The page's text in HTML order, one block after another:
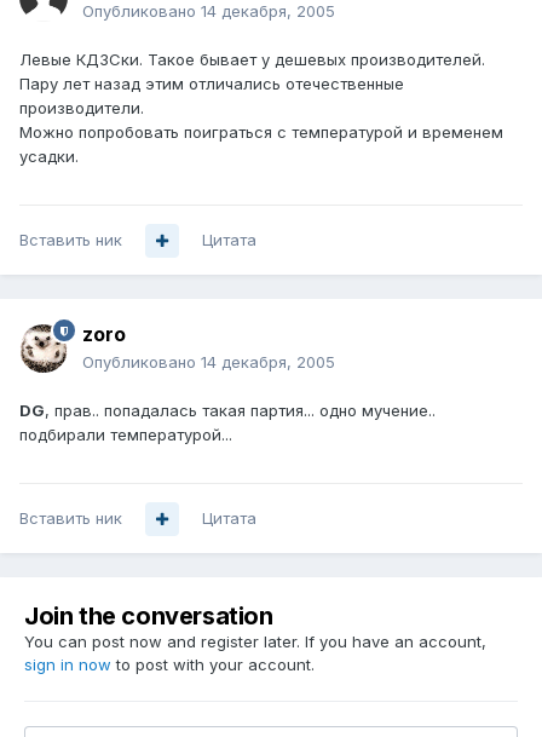
Опубликовано 14 декабря, 2005
Левые КДЗСки. Такое бывает у дешевых производителей.
Пару лет назад этим отличались отечественные
производители.
Можно попробовать поиграться с температурой и временем
усадки.
Вставить ник Цитата
zoro
Опубликовано 14 декабря, 2005
DG, прав.. попадалась такая партия... одно мучение..
подбирали температурой...
Вставить ник Цитата
Join the conversation
You can post now and register later. If you have an account,
sign in now to post with your account.